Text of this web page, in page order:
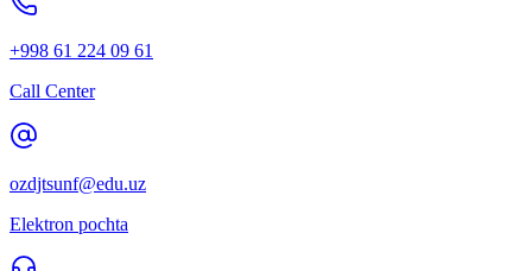
+998 61 224 09 61
Call Center
ozdjtsunf@edu.uz
Elektron pochta